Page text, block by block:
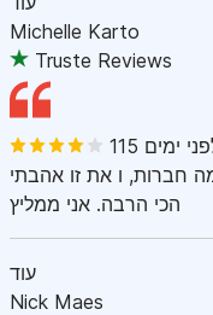
Michelle Karto
Truste Reviews
לפני ימים
חברות, ו את זו אהבתי
הכי הרבה. אני ממליץ
עוד
Nick Maes